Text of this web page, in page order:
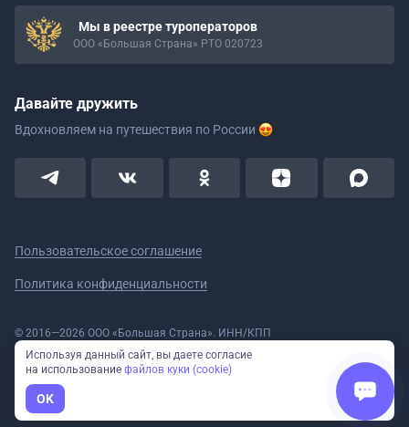
Мы в реестре туроператоров
ООО «Большая Страна» РТО 020723
Давайте дружить
Вдохновляем на путешествия по России
Пользовательское соглашение
Политика конфиденциальности
© 2016—2026 ООО «Большая Страна». ИНН/КПП
5908078160/590801001 ОГРН 1185958020533
Номер в реестре Роскомнадзора № 59-18-006319 (Приказ № 321 от
11.10.2018)
Полное или частичное копирование изображений и текстов возможно
только с указанием активной ссылки на сайт Большая Страна.
Используя данный сайт, вы даете согласие
на использование файлов куки (cookie)
OK